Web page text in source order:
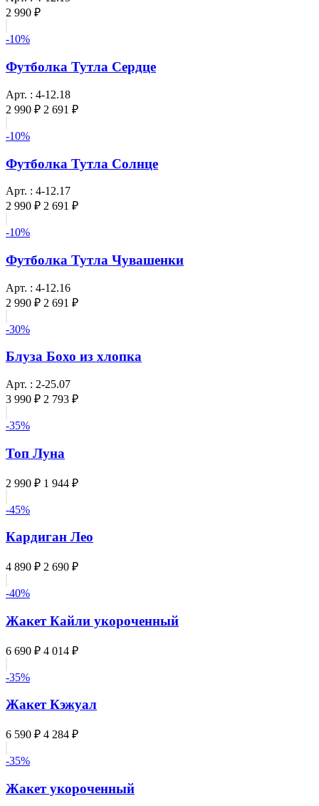
2 990 ₽
-10%
Футболка Тутла Сердце
Арт. : 4-12.18
2 990 ₽ 2 691 ₽
-10%
Футболка Тутла Солнце
Арт. : 4-12.17
2 990 ₽ 2 691 ₽
-10%
Футболка Тутла Чувашенки
Арт. : 4-12.16
2 990 ₽ 2 691 ₽
-30%
Блуза Бохо из хлопка
Арт. : 2-25.07
3 990 ₽ 2 793 ₽
-35%
Топ Луна
2 990 ₽ 1 944 ₽
-45%
Кардиган Лео
4 890 ₽ 2 690 ₽
-40%
Жакет Кайли укороченный
6 690 ₽ 4 014 ₽
-35%
Жакет Кэжуал
6 590 ₽ 4 284 ₽
-35%
Жакет укороченный